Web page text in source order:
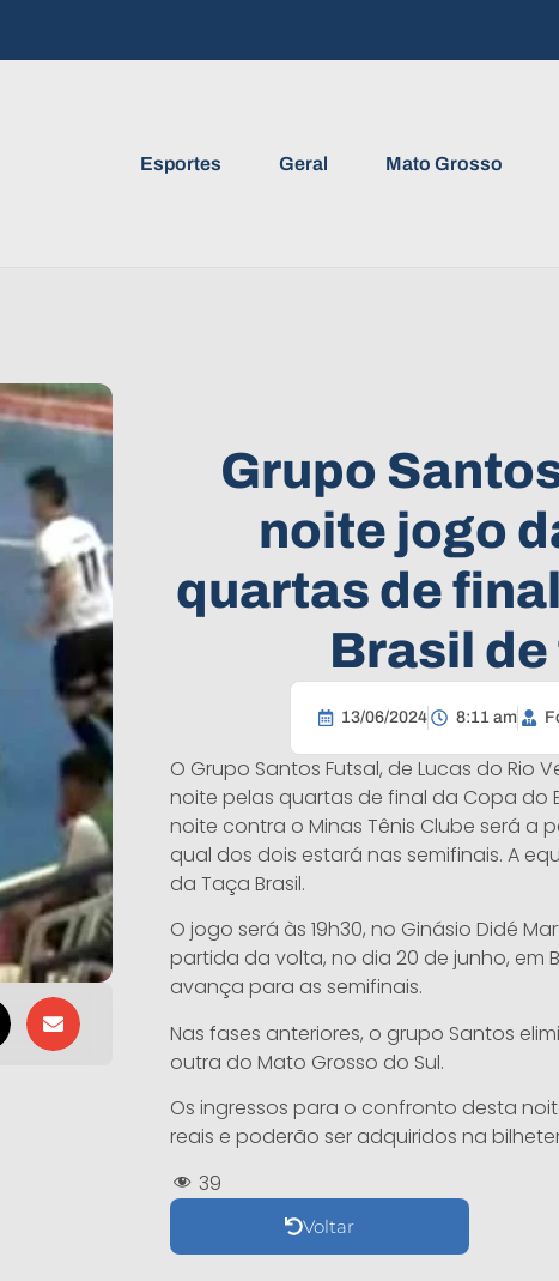
Esportes Geral Mato Grosso
Grupo
noite jogo
quartas de
Brasil
13/06/2024 8:11 am
O Grupo Santos Futsal, de Lucas do Rio
noite pelas quartas de final da Copa do
noite contra o Minas Tênis Clube será a
qual dos dois estará nas semifinais. A
da Taça Brasil.
O jogo será às 19h30, no Ginásio Didé
partida da volta, no dia 20 de junho, em
avança para as semifinais.
Nas fases anteriores, o grupo Santos
outra do Mato Grosso do Sul.
Os ingressos para o confronto desta
reais e poderão ser adquiridos na
39
Voltar